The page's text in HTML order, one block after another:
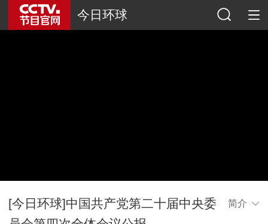
今日环球
[今日环球]中国共产党第二十届中央委
简介